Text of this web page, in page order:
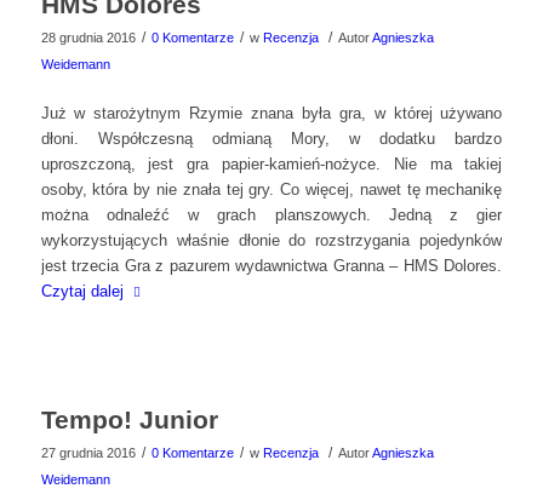
28 grudnia 2016 / 0 Komentarze / w Recenzja / AutorAgnieszka
Weidemann
Już w starożytnym Rzymie znana była gra, w której używano
dłoni. Współczesną odmianą Mory, w dodatku bardzo
uproszczoną, jest gra papier-kamień-nożyce. Nie ma takiej
osoby, która by nie znała tej gry. Co więcej, nawet tę mechanikę
można odnaleźć w grach planszowych. Jedną z gier
wykorzystujących właśnie dłonie do rozstrzygania pojedynków
jest trzecia Gra z pazurem wydawnictwa Granna – HMS Dolores.
Czytaj dalej
Tempo! Junior
27 grudnia 2016 / 0 Komentarze / w Recenzja / AutorAgnieszka
Weidemann